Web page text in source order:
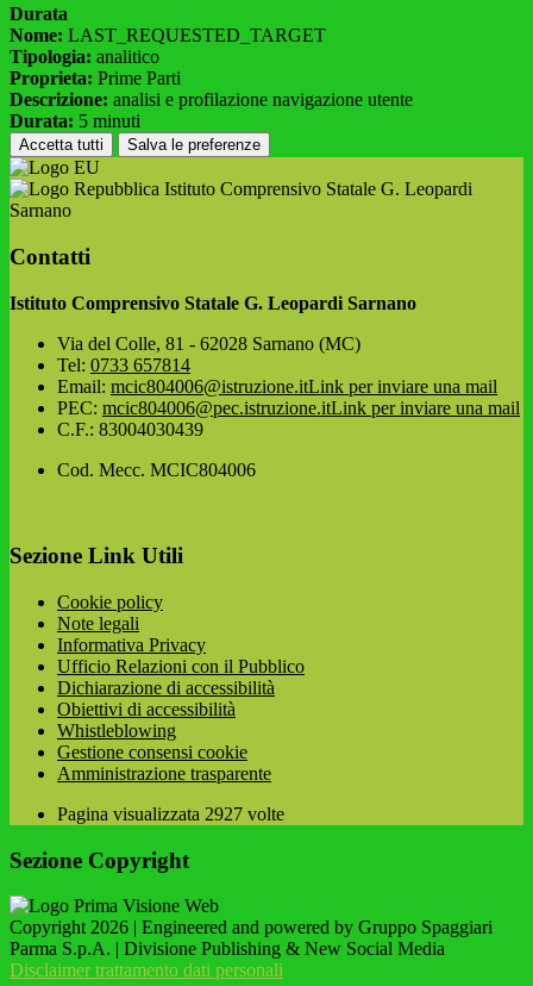
Durata
Nome: LAST_REQUESTED_TARGET
Tipologia: analitico
Proprieta: Prime Parti
Descrizione: analisi e profilazione navigazione utente
Durata: 5 minuti
Accetta tutti Salva le preferenze
Istituto Comprensivo Statale G. Leopardi
Sarnano
Contatti
Istituto Comprensivo Statale G. Leopardi Sarnano
Via del Colle, 81 - 62028 Sarnano (MC)
Tel: 0733 657814
Email: mcic804006@istruzione.itLink per inviare una mail
PEC: mcic804006@pec.istruzione.itLink per inviare una mail
C.F.: 83004030439
Cod. Mecc. MCIC804006
Sezione Link Utili
Cookie policy
Note legali
Informativa Privacy
Ufficio Relazioni con il Pubblico
Dichiarazione di accessibilità
Obiettivi di accessibilità
Whistleblowing
Gestione consensi cookie
Amministrazione trasparente
Pagina visualizzata 2927 volte
Sezione Copyright
Copyright 2026 | Engineered and powered by Gruppo Spaggiari
Parma S.p.A. | Divisione Publishing & New Social Media
Disclaimer trattamento dati personali